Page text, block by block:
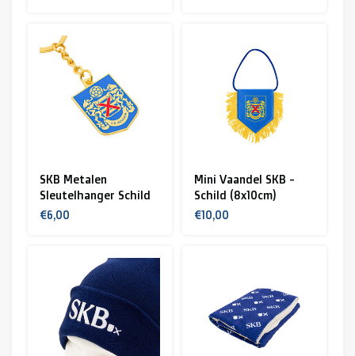
SKB Metalen
Sleutelhanger Schild
€6,00
Mini Vaandel SKB -
Schild (8x10cm)
€10,00